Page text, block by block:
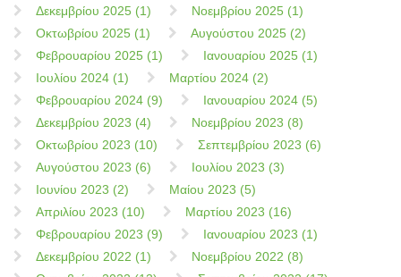
Δεκεμβρίου 2025 (1)
Νοεμβρίου 2025 (1)
Οκτωβρίου 2025 (1)
Αυγούστου 2025 (2)
Φεβρουαρίου 2025 (1)
Ιανουαρίου 2025 (1)
Ιουλίου 2024 (1)
Μαρτίου 2024 (2)
Φεβρουαρίου 2024 (9)
Ιανουαρίου 2024 (5)
Δεκεμβρίου 2023 (4)
Νοεμβρίου 2023 (8)
Οκτωβρίου 2023 (10)
Σεπτεμβρίου 2023 (6)
Αυγούστου 2023 (6)
Ιουλίου 2023 (3)
Ιουνίου 2023 (2)
Μαίου 2023 (5)
Απριλίου 2023 (10)
Μαρτίου 2023 (16)
Φεβρουαρίου 2023 (9)
Ιανουαρίου 2023 (1)
Δεκεμβρίου 2022 (1)
Νοεμβρίου 2022 (8)